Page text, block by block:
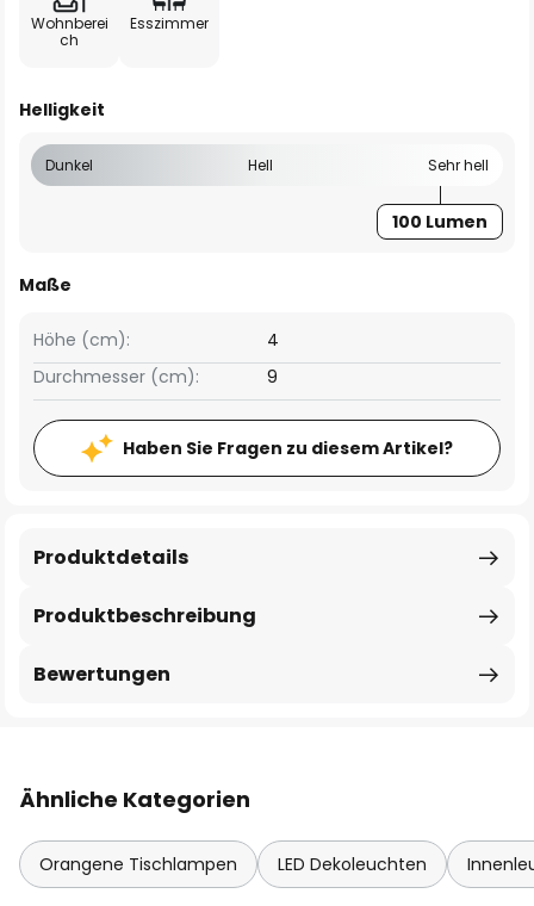
Wohnberei
ch
Esszimmer
Helligkeit
Dunkel Hell Sehr hell
100 Lumen
Maße
Höhe (cm):
4
Durchmesser (cm):
9
Haben Sie Fragen zu diesem Artikel?
Produktbeschreibung
Produktdetails
Bewertungen
Ähnliche Kategorien
Orangene Tischlampen LED Dekoleuchten